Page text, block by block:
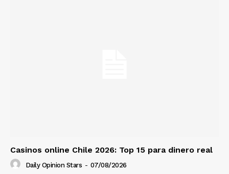
Casinos online Chile 2026: Top 15 para dinero real
Daily Opinion Stars - 07/08/2026